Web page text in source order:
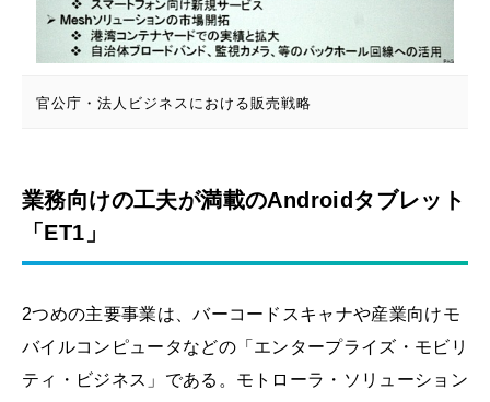
官公庁・法人ビジネスにおける販売戦略
業務向けの工夫が満載のAndroidタブレット
「ET1」
2つめの主要事業は、バーコードスキャナや産業向けモ
バイルコンピュータなどの「エンタープライズ・モビリ
ティ・ビジネス」である。モトローラ・ソリューション